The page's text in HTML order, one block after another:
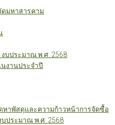
ดมหาสารคาม
บประมาณ พ.ศ. 2568
งานประจำปี
หาพัสดุและความก้าวหน้าการจัดซื้อ
ประมาณ พ.ศ. 2568